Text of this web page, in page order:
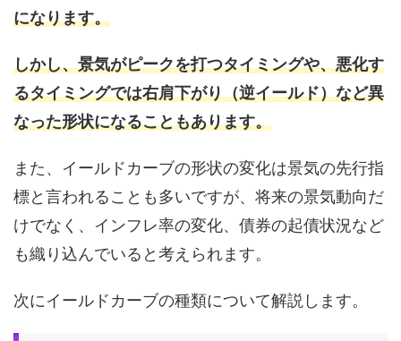
になります。
しかし、景気がピークを打つタイミングや、悪化す
るタイミングでは右肩下がり（逆イールド）など異
なった形状になることもあります。
また、イールドカーブの形状の変化は景気の先行指
標と言われることも多いですが、将来の景気動向だ
けでなく、インフレ率の変化、債券の起債状況など
も織り込んでいると考えられます。
次にイールドカーブの種類について解説します。